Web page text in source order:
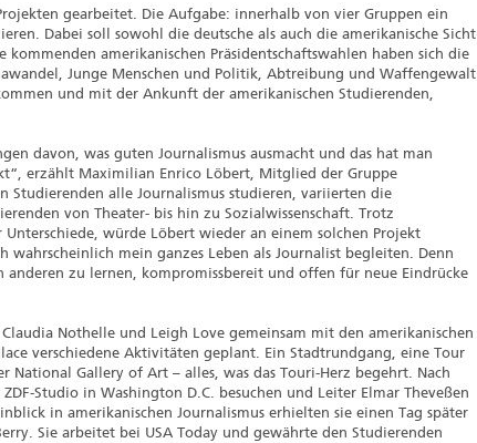
gearbeitet. Die Aufgabe: innerhalb von vier Gruppen ein
Dabei soll sowohl die deutsche als auch die amerikanische Sicht
amerikanischen Präsidentschaftswahlen haben sich die
Junge Menschen und Politik, Abtreibung und Waffengewalt
und mit der Ankunft der amerikanischen Studierenden,
davon, was guten Journalismus ausmacht und das hat man
erzählt Maximilian Enrico Löbert, Mitglied der Gruppe
Studierenden alle Journalismus studieren, variierten die
von Theater- bis hin zu Sozialwissenschaft. Trotz
würde Löbert wieder an einem solchen Projekt
wahrscheinlich mein ganzes Leben als Journalist begleiten. Denn
anderen zu lernen, kompromissbereit und offen für neue Eindrücke
Nothelle und Leigh Love gemeinsam mit den amerikanischen
verschiedene Aktivitäten geplant. Ein Stadtrundgang, eine Tour
National Gallery of Art – alles, was das Touri-Herz begehrt. Nach
Studio in Washington D.C. besuchen und Leiter Elmar Theveßen
in amerikanischen Journalismus erhielten sie einen Tag später
Sie arbeitet bei USA Today und gewährte den Studierenden